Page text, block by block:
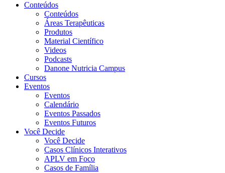
Conteúdos
Conteúdos
Áreas Terapêuticas
Produtos
Material Científico
Videos
Podcasts
Danone Nutricia Campus
Cursos
Eventos
Eventos
Calendário
Eventos Passados
Eventos Futuros
Você Decide
Você Decide
Casos Clínicos Interativos
APLV em Foco
Casos de Família